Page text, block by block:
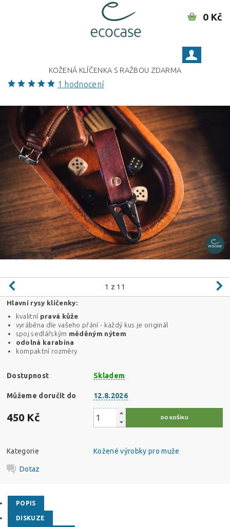
0 Kč
KOŽENÁ KLÍČENKA S RAŽBOU ZDARMA
1 hodnocení
1 z 11
Hlavní rysy klíčenky:
kvalitní pravá kůže
vyráběna dle vašeho přání - každý kus je originál
spoj sedlářským měděným nýtem
odolná karabina
kompaktní rozměry
Dostupnost Skladem
Můžeme doručit do 12.8.2026
450 Kč
Kategorie Kožené výrobky pro muže
Dotaz
POPIS
DISKUZE